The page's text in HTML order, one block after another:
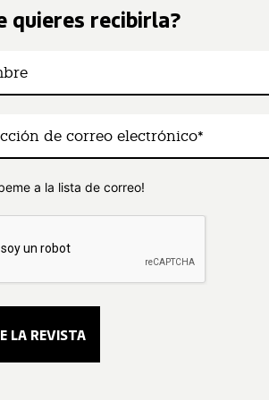
quieres recibirla?
a la lista de correo!